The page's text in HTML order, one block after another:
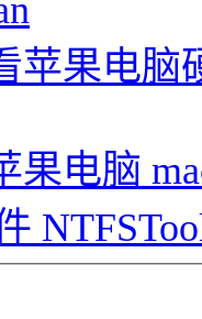
苹果电
果电脑